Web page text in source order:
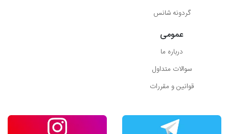
گردونه شانس
عمومی
درباره ما
سوالات متداول
قوانین و مقررات